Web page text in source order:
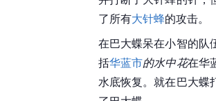
在 武士少年的挑战！
一直使用硬梆梆招式耗
铁甲蛹独自逃跑感到十
大针蜂全部被他们吵醒